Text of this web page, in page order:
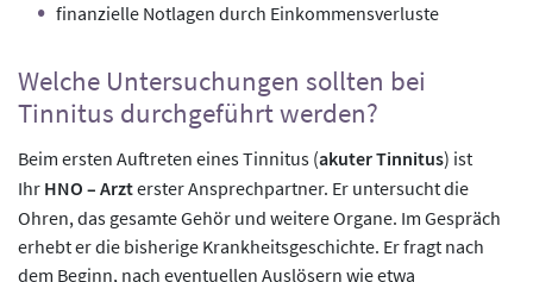
finanzielle Notlagen durch Einkommensverluste
Welche Untersuchungen sollten bei
Tinnitus durchgeführt werden?
Beim ersten Auftreten eines Tinnitus (akuter Tinnitus) ist
Ihr HNO – Arzterster Ansprechpartner. Er untersucht die
Ohren, das gesamte Gehör und weitere Organe. Im Gespräch
erhebt er die bisherige Krankheitsgeschichte. Er fragt nach
dem Beginn, nach eventuellen Auslösern wie etwa